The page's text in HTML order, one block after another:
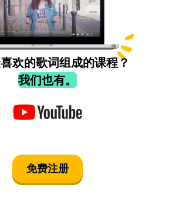
欢的歌词组成的课程？
我们也有。
免费注册